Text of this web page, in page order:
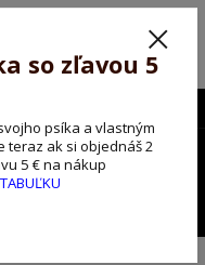
v tomto období máme
ako ospravedlnenie.
s kódom pozorpes5 !!!
0,00 EUR
so zľavou 5
psíka a vlastným
teraz ak si objednáš 2
5 € na nákup